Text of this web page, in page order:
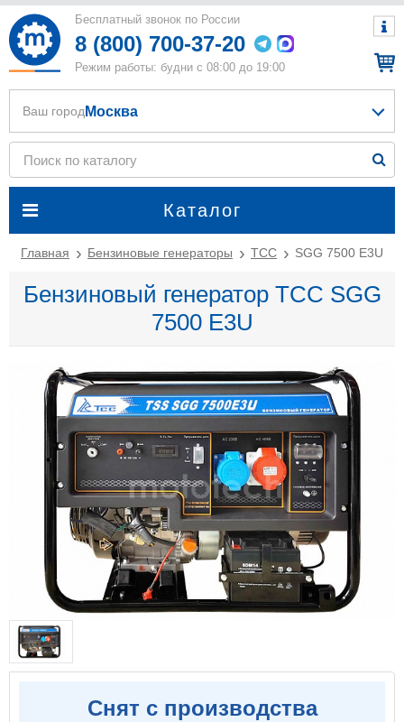
Бесплатный звонок по России
8 (800) 700-37-20
Режим работы: будни с 08:00 до 19:00
Каталог
Ваш город Москва
Главная Бензиновые генераторы ТСС SGG 7500 Е3U
Бензиновый генератор ТСС SGG
7500 Е3U
Снят с производства